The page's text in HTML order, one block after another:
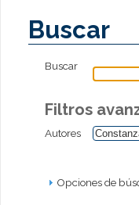
Buscar
Buscar
Filtros
Autores
Opciones de